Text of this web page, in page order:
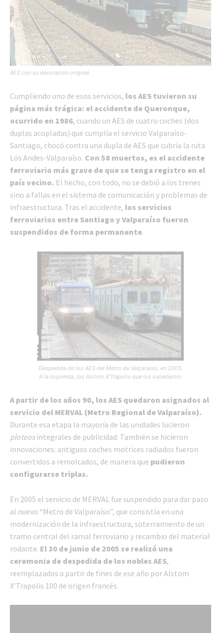
AES con su decoración original.
Cumpliendo uno de esos servicios, los AES tuvieron su
página más trágica: el accidente de Queronque,
ocurrido en 1986, cuando un AES de cuatro coches (dos
duplas acopladas) que cumplía el servicio Valparaíso-
Santiago, chocó contra una dupla de AES que cubría la ruta
Los Andes-Valparaíso. Con 58 muertos, es el accidente
ferroviario más grave de que se tenga registro en el
país vecino. El hecho, con todo, no se debió a los trenes
sino a fallas en el sistema de comunicación y problemas de
infraestructura. Tras el accidente, los servicios
ferroviarios entre Santiago y Valparaíso fueron
suspendidos de forma permanente.
Despedida de los AES del Metro de Valparaíso, en 2005.
A la izquierda, los Alstom X’Trapolis que los sucedieron.
A partir de los años 90, los AES quedaron asignados al
servicio del MERVAL (Metro Regional de Valparaíso).
Durante esa etapa la mayoría de las unidades lucieron
ploteos integrales de publicidad. También se hicieron
innovaciones: antiguos coches motrices radiados fueron
convertidos a remolcados, de manera que pudieron
configurarse triplas.
En 2005 el servicio de MERVAL fue suspendido para dar paso
al nuevo “Metro de Valparaíso”, que consistía en una
modernización de la infraestructura, soterramiento de un
tramo central del ramal ferroviario y recambio del material
rodante. El 30 de junio de 2005 se realizó una
ceremonia de despedida de los nobles AES,
reemplazados a partir de fines de ese año por Alstom
X’Trapolis 100 de origen francés.